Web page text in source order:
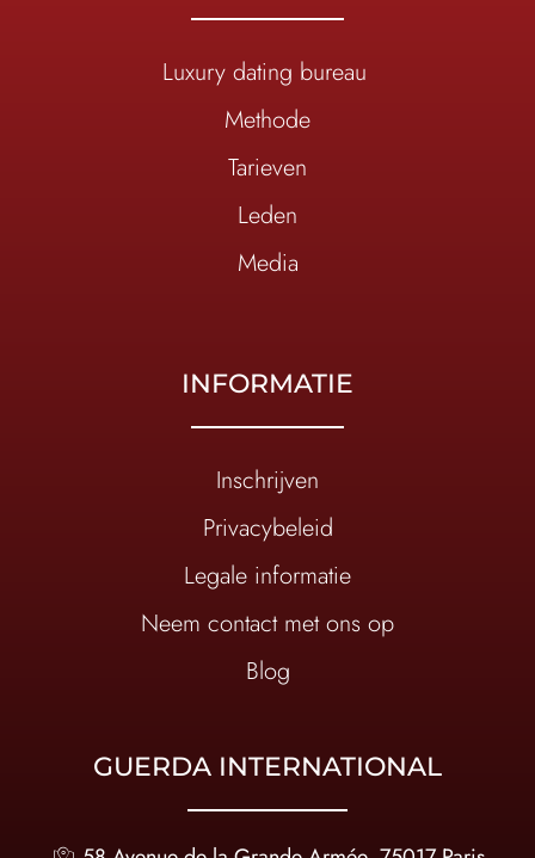
Luxury dating bureau
Methode
Tarieven
Leden
Media
INFORMATIE
Inschrijven
Privacybeleid
Legale informatie
Neem contact met ons op
Blog
GUERDA INTERNATIONAL